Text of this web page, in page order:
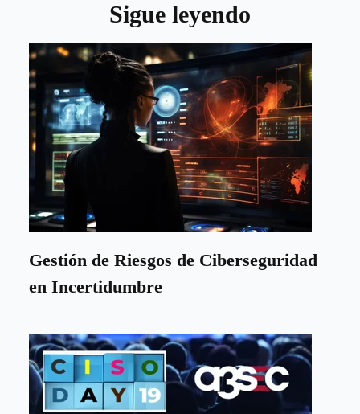
Sigue leyendo
Gestión de Riesgos de Ciberseguridad
en Incertidumbre